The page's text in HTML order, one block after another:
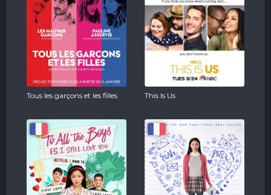
Tous les garçons et les filles This Is Us